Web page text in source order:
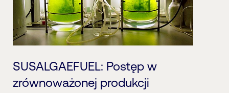
SUSALGAEFUEL: Postęp w
zrównoważonej produkcji